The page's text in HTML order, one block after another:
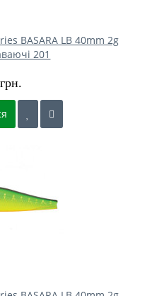
BASARA LB 40mm 2g
201